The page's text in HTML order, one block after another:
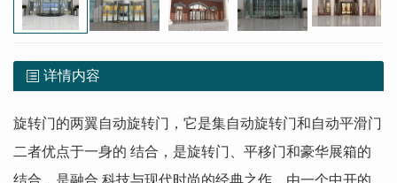
详情内容
旋转门的两翼自动旋转门，它是集自动旋转门和自动平滑门
二者优点于一身的 结合，是旋转门、平移门和豪华展箱的
结合，是融合 科技与现代时尚的经典之作。由一个中开的